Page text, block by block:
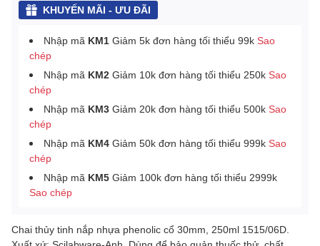
KHUYẾN MÃI - ƯU ĐÃI
Nhập mã KM1 Giảm 5k đơn hàng tối thiểu 99k Sao
chép
Nhập mã KM2 Giảm 10k đơn hàng tối thiểu 250k Sao
chép
Nhập mã KM3 Giảm 20k đơn hàng tối thiểu 500k Sao
chép
Nhập mã KM4 Giảm 50k đơn hàng tối thiểu 999k Sao
chép
Nhập mã KM5 Giảm 100k đơn hàng tối thiểu 2999k
Sao chép
Chai thủy tinh nắp nhựa phenolic cổ 30mm, 250ml 1515/06D.